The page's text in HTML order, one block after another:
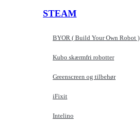
STEAM
BYOR ( Build Your Own Robot )
Kubo skærmfri robotter
Greenscreen og tilbehør
iFixit
Intelino